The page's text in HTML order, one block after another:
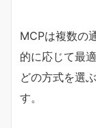
MCPは複数の
的に応じて最
どの方式を選
す。